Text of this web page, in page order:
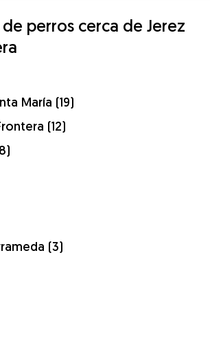
perros cerca de Jerez
María (19)
(12)
(3)